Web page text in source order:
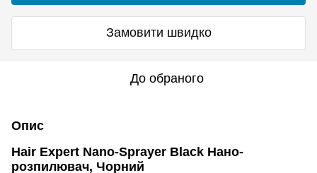
Замовити швидко
До обраного
Опис
Hair Expert Nano-Sprayer Black Нано-
розпилювач, Чорний